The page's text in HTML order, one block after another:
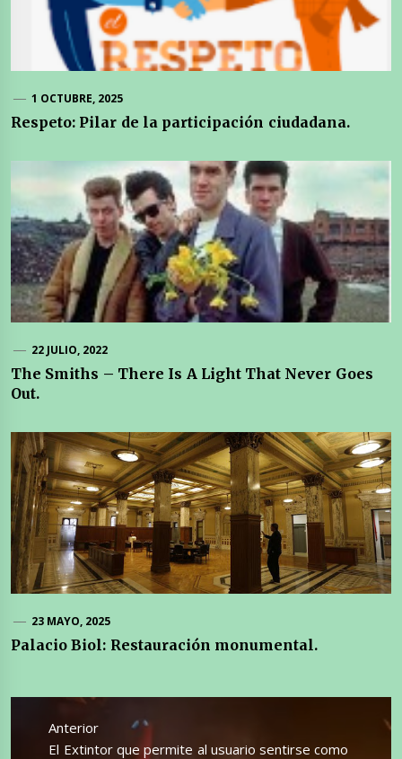
1 OCTUBRE, 2025
Respeto: Pilar de la participación ciudadana.
22 JULIO, 2022
The Smiths – There Is A Light That Never Goes
Out.
23 MAYO, 2025
Palacio Biol: Restauración monumental.
Navegación
entradas
Anterior
Entrada
El Extintor que permite al usuario sentirse como